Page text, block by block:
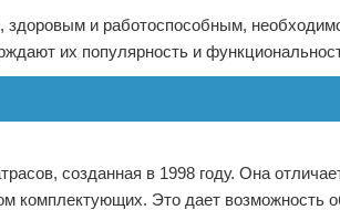
и работоспособным,
их популярность и
созданная в 1998 году. Она
комплектующих. Это дает возможность